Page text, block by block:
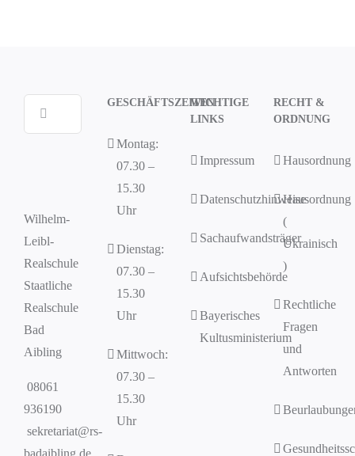
Wilhelm-
Leibl-
Realschule
Staatliche
Realschule
Bad
Aibling
08061
936190
sekretariat@rs-
badaibling.de
GESCHÄFTSZEITEN
Montag:
07.30 –
15.30
Uhr
Dienstag:
07.30 –
15.30
Uhr
Mittwoch:
07.30 –
15.30
Uhr
WICHTIGE
LINKS
Impressum
Datenschutzhinweise
Sachaufwandsträger
Aufsichtsbehörde
Bayerisches
Kultusministerium
RECHT &
ORDNUNG
Hausordnung
Hausordnung
(
Ukrainisch
)
Rechtliche
Fragen
und
Antworten